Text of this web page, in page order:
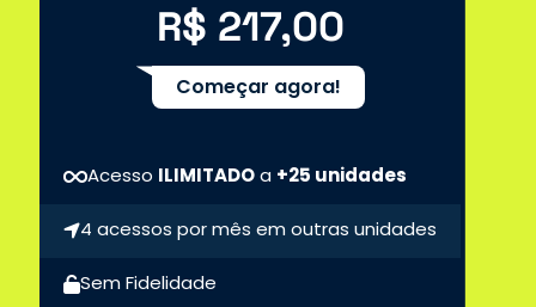
R$ 217,00
Começar agora!
Acesso ILIMITADOa +25 unidades
4 acessos por mês em outras unidades
Sem Fidelidade